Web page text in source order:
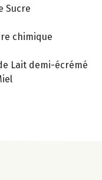
Sucre
chimique
Lait demi-écrémé